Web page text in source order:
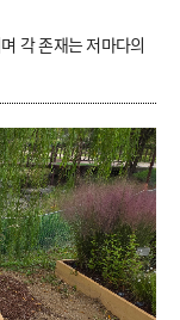
각 존재는 저마다의